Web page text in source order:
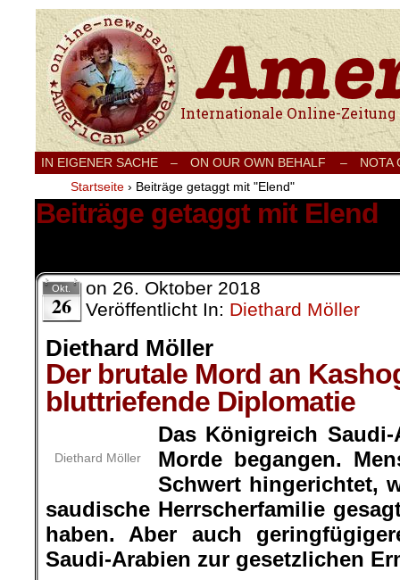
Internationale Onlinezeitung für Frieden,
IN EIGENER SACHE – ON OUR OWN BEHALF –
NOTA
Startseite › Beiträge getaggt mit "Elend"
Beiträge getaggt mit Elend
Okt.
26
on 26. Oktober 2018
Veröffentlicht In: Diethard Möller
Diethard Möller
Der brutale Mord an
bluttriefende Diplomatie
Diethard Möller
Das Königreich
Morde begangen.
Schwert hingerichtet,
saudische Herrscherfamilie
haben. Aber auch
Saudi-Arabien zur gesetzlichen